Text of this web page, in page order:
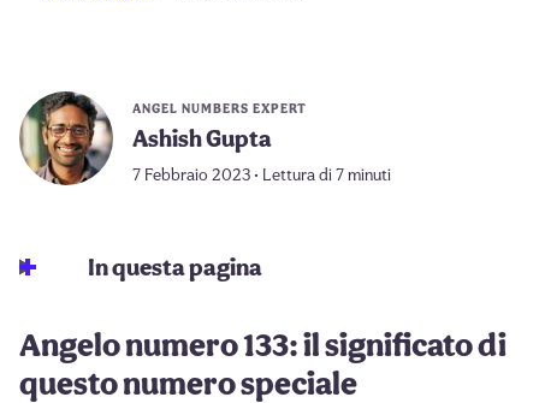
ANGEL NUMBERS EXPERT
Ashish Gupta
7 Febbraio 2023 • Lettura di 7 minuti
In questa pagina
Angelo numero 133: il significato di
questo numero speciale